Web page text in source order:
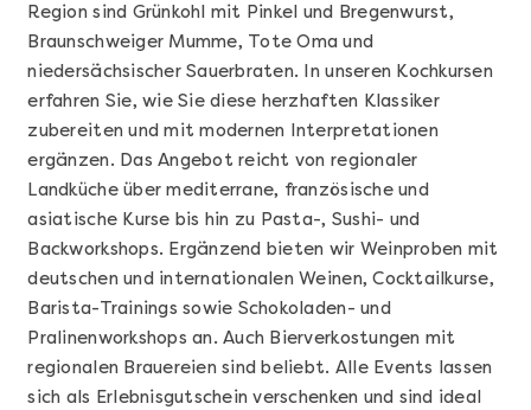
Mehr anzeigen
Sushi Basic Kurs Bonn
Region sind Grünkohl mit Pinkel und Bregenwurst,
Braunschweiger Mumme, Tote Oma und
niedersächsischer Sauerbraten. In unseren Kochkursen
erfahren Sie, wie Sie diese herzhaften Klassiker
zubereiten und mit modernen Interpretationen
ergänzen. Das Angebot reicht von regionaler
Landküche über mediterrane, französische und
asiatische Kurse bis hin zu Pasta-, Sushi- und
Backworkshops. Ergänzend bieten wir Weinproben mit
deutschen und internationalen Weinen, Cocktailkurse,
Barista-Trainings sowie Schokoladen- und
Pralinenworkshops an. Auch Bierverkostungen mit
regionalen Brauereien sind beliebt. Alle Events lassen
sich als Erlebnisgutschein verschenken und sind ideal